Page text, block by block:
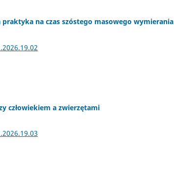
na czas szóstego masowego wymierania
człowiekiem a zwierzętami